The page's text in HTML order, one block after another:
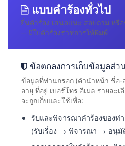
แบบคำร้องทั่วไป
ยื่นคำร้อง เสนอแนะ สอบถาม หรื
— มีใบคำร้องราชการให้พิมพ์
ข้อตกลงการเก็บข้อมูลส่ว
ข้อมูลที่ท่านกรอก (คำนำหน้า ชื่อ-
อายุ ที่อยู่ เบอร์โทร อีเมล รายละ
จะถูกเก็บและใช้เพื่อ:
รับและพิจารณาคำร้องของท่
(รับเรื่อง → พิจารณา → อนุ